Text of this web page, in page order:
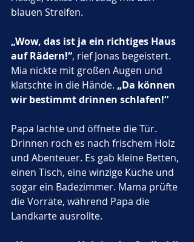
blauen Streifen.
„Wow, das ist ja ein richtiges Haus
auf Rädern!“, rief Jonas begeistert.
Mia nickte mit großen Augen und
klatschte in die Hände. „Da können
wir bestimmt drinnen schlafen!“
Papa lachte und öffnete die Tür.
Drinnen roch es nach frischem Holz
und Abenteuer. Es gab kleine Betten,
einen Tisch, eine winzige Küche und
sogar ein Badezimmer. Mama prüfte
die Vorräte, während Papa die
Landkarte ausrollte.